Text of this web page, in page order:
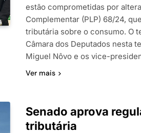
estão comprometidas por
Complementar (PLP) 68/24,
tributária sobre o consumo. O
Câmara dos Deputados nesta
Miguel Nôvo e os vice-
Ver mais
Senado aprova
tributária